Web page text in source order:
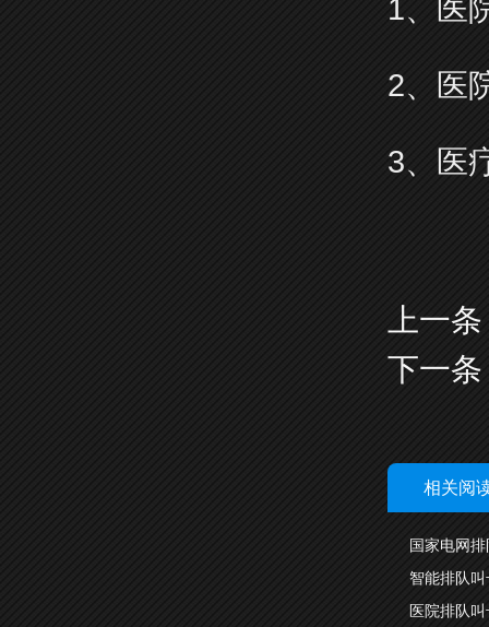
1、医
2、医
3、医
上一
下一
相关阅
国家电网
智能排队
医院排队